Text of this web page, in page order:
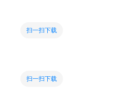
扫一扫下载
扫一扫下载